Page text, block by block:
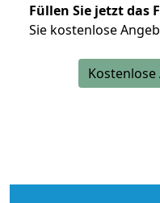
Füllen Sie jetzt das
Sie kostenlose